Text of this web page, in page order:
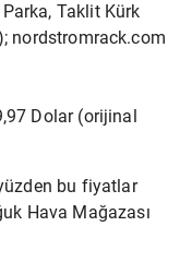
Taklit Kürk
nordstromrack.com
Dolar (orijinal
bu fiyatlar
Hava Mağazası